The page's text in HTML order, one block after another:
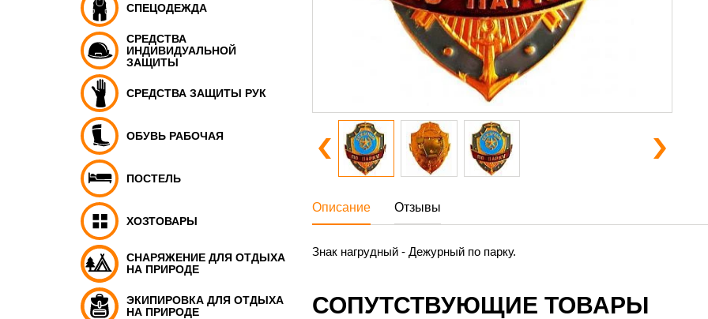
СПЕЦОДЕЖДА
СРЕДСТВА
ИНДИВИДУАЛЬНОЙ
ЗАЩИТЫ
СРЕДСТВА ЗАЩИТЫ РУК
ОБУВЬ РАБОЧАЯ
ПОСТЕЛЬ
ХОЗТОВАРЫ
СНАРЯЖЕНИЕ ДЛЯ ОТДЫХА
НА ПРИРОДЕ
ЭКИПИРОВКА ДЛЯ ОТДЫХА
НА ПРИРОДЕ
Описание Отзывы
Знак нагрудный - Дежурный по парку.
СОПУТСТВУЮЩИЕ ТОВАРЫ